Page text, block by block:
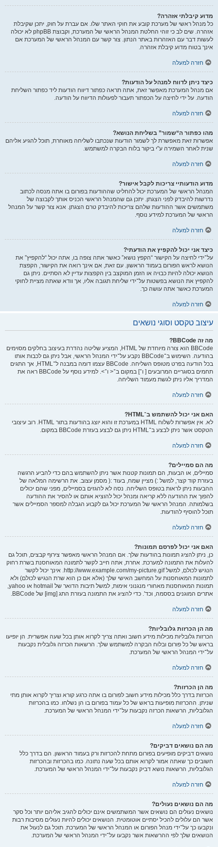
מדוע קיבלתי אזהרה?
כל מנהל ראשי של מערכת קובע את חוקי האתר שלו. אם עברת על חוק, יתכן שקיבלת
אזהרה. שים לב כי זוהי החלטת המנהל הראשי של המערכת, וקבוצת phpBB לא יכולה
לעשות דבר עם האזהרות באתר הנתון. צור קשר עם המנהל הראשי של המערכת אם
אינך בטוח מדוע קיבלת אזהרה.
חזרה למעלה
כיצד ניתן לדווח למנהל על הודעות?
אם מנהל המערכת מאפשר זאת, אתה תראה כפתור דיווח הודעות ליד כפתור השליחת
הודעה. על ידי לחיצה על הכפתור תעבור לפעולות הדיווח על הודעה.
חזרה למעלה
מהו כפתור ה“שמור” בשליחת הנושא?
אפשרות זאת מאפשרת לך לשמור הודעות שנכתבו לשליחה מאוחרת, תוכל להגיע אליהם
שנית לאחר השמירה ע"י ביקור בלוח הבקרה למשתמש.
חזרה למעלה
מדוע הודעותיי צריכות לקבל אישור?
המנהל הראשי של המערכת יכול להחליט שההודעות בפורום בו אתה מנסה לכתוב
נדרשות להיבדק לפני הצגתן. יתכן גם שהמנהל הראשי הכניס אותך לקבוצה של
משתמשים אשר ההודעות שלהם צריכות להיבדק טרם הצגתן. אנא צור קשר על המנהל
הראשי של המערכת למידע נוסף.
חזרה למעלה
כיצד אני יכול להקפיץ את הודעתי?
על־ידי לחיצה על הקישור “הקפץ נושא” כאשר אתה צופה בו, אתה יכול “להקפיץ” את
הנושא לראש הפורום בעמוד הראשון. עם זאת, אם אינך רואה את הקישור, הקפצת
הנושא יכולה להיות כבויה או הזמן המוקצב בין הקפצות עדיין לא הסתיים. ניתן גם
להקפיץ את הנושא בפשטות על־ידי שליחת תגובה אליו, אך וודא שאתה מציית לחוקי
המערכת כאשר אתה עושה כך.
חזרה למעלה
עיצוב טקסט וסוגי נושאים
מה זה BBCode?
BBCode הוא צורה מיוחדת של HTML, המציע שליטה נהדרת בעיצוב בחלקים מסוימים
בהודעה. השימוש ב־BBCode נקבע על־ידי המנהל הראשי, אבל ניתן גם לכבות אותו
בכל הודעה בפרט מטופס השליחה. BBCode עצמו דומה במבנה ל־HTML, אך התגים
תחמים בסוגריים המרובעים [ ו־] במקום ב־< ו־>. למידע נוסף על BBCode ראה את
המדריך אליו ניתן לגשת מעמוד השליחה.
חזרה למעלה
האם אני יכול להשתמש ב־HTML?
לא. אין אפשרות לשלוח HTML במערכת זו והוא יוצג בהודעות בתור HTML. רוב עיצובי
הטקסט אשר ניתן לבצע ב־HTML ניתן גם לבצע בעזרת BBCode במקום.
חזרה למעלה
מה הם סמיילים?
סמיילים, או הבעות, הם תמונות קטנות אשר ניתן להשתמש בהם כדי להביע הרגשה
בעזרת קוד קצר, למשל :) מציין שמח, בעוד :( מסמן עצוב. את הרשימה המלאה של
ההבעות ניתן לראות בטופס השליחה. נסה לא להגזים בסמיילים, מפני שהם יכולים
להפוך את ההודעה ללא קריאה ומנהל יכול להוציא אותם או להסיר את ההודעה
בשלמותה. המנהל הראשי של המערכת יכול גם לקבוע הגבלה למספר הסמיילים אשר
תוכל להוסיף להודעות.
חזרה למעלה
האם אני יכול לפרסם תמונות?
כן, ניתן להציג תמונות בהודעות שלך. אם המנהל הראשי מאפשר צירוף קבצים, תוכל גם
להעלות את התמונה למערכת. אחרת, אתה חייב לקשר לתמונה המאוחסנת בשרת רחוק
הנגיש לכולם, למשל http://www.example.com/my-picture.gif. אינך יכול לקשר
לתמונות המאוחסנות על המחשב האישי שלך (אלא אם כן הוא שרת הנגיש לכולם) ולא
תמונות המאוחסנות מאחורי מנגנוני אימות, למשל תיבות הדואר של hotmail או yahoo,
אתרים המוגנים בססמה, וכד'. כדי להציג את התמונה בעזרת התג [img] של BBCode.
חזרה למעלה
מה הן הכרזות גלובליות?
הכרזות גלובליות מכילות מידע חשוב ואתה צריך לקרוא אותן בכל שעה אפשרית. הן יופיעו
בראש של כל פורום ובלוח הבקרה למשתמש שלך. הרשאות הכרזה גלובלית נקבעות
על־ידי המנהל הראשי של המערכת.
חזרה למעלה
מה הן הכרזות?
הכרזות בדרך כלל מכילות מידע חשוב לפורום בו אתה כרגע קורא וצריך לקרוא אותן מתי
שניתן. ההכרזות מופיעות בראש של כל עמוד בפורום בו הן נשלחו. כמו בהכרזות
הגלובליות, הרשאות הכרזה נקבעות על־ידי המנהל הראשי של המערכת.
חזרה למעלה
מה הם נושאים דביקים?
נושאים דביקים מופיעים בפורום מתחת להכרזות ורק בעמוד הראשון. הם בדרך כלל
חשובים כך שאתה אמור לקרוא אותם בכל שעה נתונה. כמו בהכרזות ובהכרזות
הגלובליות, הרשאות נושא דביק נקבעות על־ידי המנהל הראשי של המערכת.
חזרה למעלה
מה הם נושאים נעולים?
נושאים נעולים הם נושאים אשר המשתמשים אינם יכולים להגיב אליהם יותר וכל סקר
אשר הם עלולים להכיל יסתיים אוטומטית. הנושאים יכולים להיות נעולים מסיבות רבות
ונקבעו כך על־ידי מנהל הפורום או המנהל הראשי של המערכת. תוכל גם לנעול את
הנושאים שלך לפי ההרשאות אשר נקבעו על־ידי המנהל הראשי של המערכת.